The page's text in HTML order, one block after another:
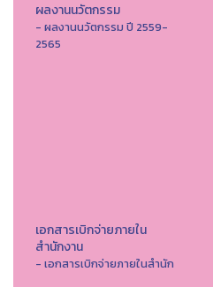
ผลงานนวัตกรรม
- ผลงานนวัตกรรม ปี 2559-
2565
เอกสารเบิกจ่ายภายใน
สำนักงาน
- เอกสารเบิกจ่ายภายในสำนัก